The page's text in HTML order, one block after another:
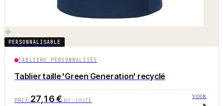
PERSONNALISABLE
TABLIERS PERSONNALISÉS
Tablier taille 'Green Generation' recyclé
PRIX 27,16 €HT / UNITÉ
VOIR